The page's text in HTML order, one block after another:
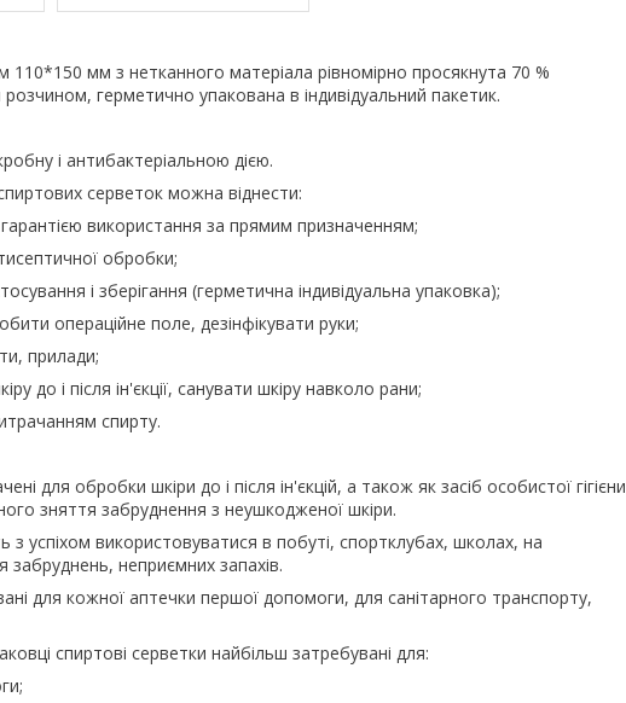
110*150 мм з нетканного матеріала рівномірно просякнута 70 %
герметично упакована в індивідуальний пакетик.
і антибактеріальною дією.
серветок можна віднести:
використання за прямим призначенням;
обробки;
і зберігання (герметична індивідуальна упаковка);
операційне поле, дезінфікувати руки;
прилади;
до і після ін'єкції, санувати шкіру навколо рани;
спирту.
для обробки шкіри до і після ін'єкцій, а також як засіб особистої гігієни
зняття забруднення з неушкодженої шкіри.
з успіхом використовуватися в побуті, спортклубах, школах, на
забруднень, неприємних запахів.
для кожної аптечки першої допомоги, для санітарного транспорту,
спиртові серветки найбільш затребувані для: